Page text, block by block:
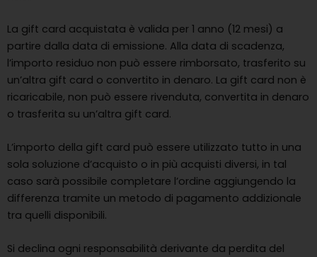
La gift card acquistata è valida per 1 anno (12 mesi) a
partire dalla data di emissione. Alla data di scadenza,
l’importo residuo non può essere rimborsato, trasferito su
un’altra gift card o convertito in denaro. La gift card non è
ricaricabile, non può essere rivenduta, convertita in denaro
o trasferita su un’altra gift card.
L’importo della gift card può essere utilizzato tutto in una
sola soluzione d’acquisto o in più acquisti diversi, in tal
caso sarà possibile completare l’ordine aggiungendo la
differenza tramite un metodo di pagamento addizionale
tra quelli disponibili.
Si declina ogni responsabilità derivante da perdita del